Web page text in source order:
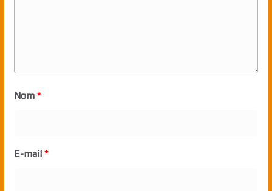
Nom *
E-mail *